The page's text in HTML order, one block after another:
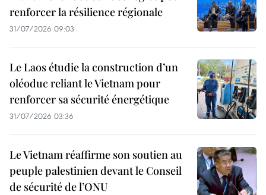
renforcer la résilience régionale
31/07/2026 09:03
Le Laos étudie la construction d’un
oléoduc reliant le Vietnam pour
renforcer sa sécurité énergétique
31/07/2026 03:36
Le Vietnam réaffirme son soutien au
peuple palestinien devant le Conseil
de sécurité de l’ONU